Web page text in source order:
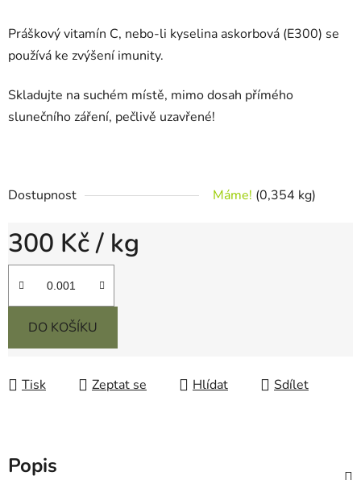
Práškový vitamín C, nebo-li kyselina askorbová (E300) se
používá ke zvýšení imunity.
Skladujte na suchém místě, mimo dosah přímého
slunečního záření, pečlivě uzavřené!
Dostupnost Máme! (0,354 kg)
300 Kč/ kg
Měrná cena:
DO KOŠÍKU
Tisk Zeptat se Hlídat Sdílet
Popis